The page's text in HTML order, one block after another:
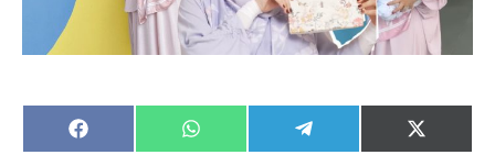
Share
on
Share
on
Share
on
Share
on